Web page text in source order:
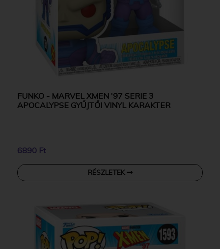
FUNKO - MARVEL XMEN '97 SERIE 3
APOCALYPSE GYŰJTŐI VINYL KARAKTER
6890 Ft
RÉSZLETEK